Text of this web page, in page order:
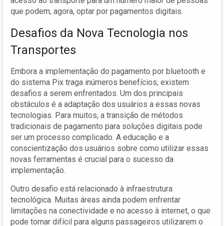
que podem, agora, optar por pagamentos digitais.
Desafios da Nova Tecnologia nos
Transportes
Embora a implementação do pagamento por bluetooth e
do sistema Pix traga inúmeros benefícios, existem
desafios a serem enfrentados. Um dos principais
obstáculos é a adaptação dos usuários a essas novas
tecnologias. Para muitos, a transição de métodos
tradicionais de pagamento para soluções digitais pode
ser um processo complicado. A educação e a
conscientização dos usuários sobre como utilizar essas
novas ferramentas é crucial para o sucesso da
implementação.
Outro desafio está relacionado à infraestrutura
tecnológica. Muitas áreas ainda podem enfrentar
limitações na conectividade e no acesso à internet, o que
pode tornar difícil para alguns passageiros utilizarem o